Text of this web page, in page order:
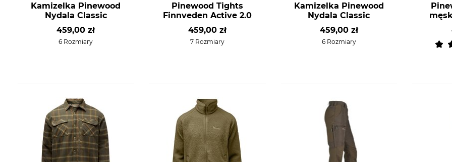
Kamizelka Pinewood
Nydala Classic
459,00 zł
6 Rozmiary
Pinewood Tights
Finnveden Active 2.0
459,00 zł
7 Rozmiary
Kamizelka Pinewood
Nydala Classic
459,00 zł
6 Rozmiary